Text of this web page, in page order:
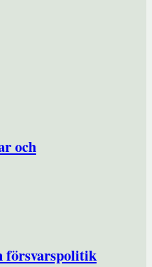
och
försvarspolitik